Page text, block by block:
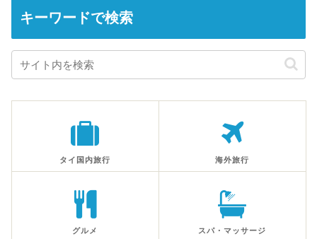
キーワードで検索
タイ国内旅行 海外旅行
グルメ スパ・マッサージ